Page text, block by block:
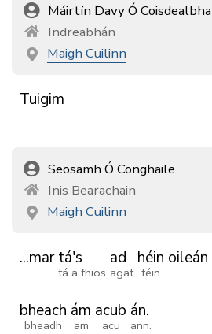
Máirtín Davy Ó Coisdealbha
Indreabhán
Maigh Cuilinn
Tuigim
Seosamh Ó Conghaile
Inis Bearachain
Maigh Cuilinn
...mar tá's
tá a fhios
ad
agat
héin
féin
oileán
bheach
bheadh
ám
am
acub
acu
án.
ann.